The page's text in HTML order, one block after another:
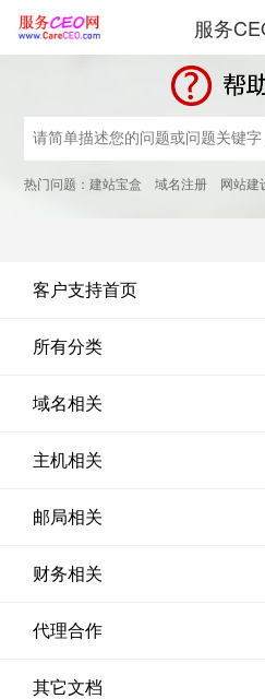
服务
热门问题：建站宝盒 域名注册 网站建
客户支持首页
所有分类
域名相关
主机相关
邮局相关
财务相关
代理合作
其它文档